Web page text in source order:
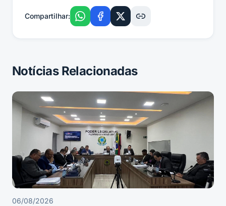
Compartilhar:
Notícias Relacionadas
06/08/2026